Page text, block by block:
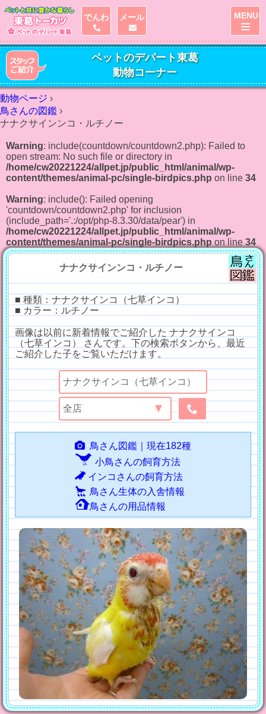
ペットのデパート東葛
動物コーナー
動物ページ ›
鳥さんの図鑑 ›
ナナクサインンコ・ルチノー
Warning: include(countdown/countdown2.php): Failed to
open stream: No such file or directory in
/home/cw20221224/allpet.jp/public_html/animal/wp-
content/themes/animal-pc/single-birdpics.php on line 34
Warning: include(): Failed opening
'countdown/countdown2.php' for inclusion
(include_path='.:/opt/php-8.3.30/data/pear') in
/home/cw20221224/allpet.jp/public_html/animal/wp-
content/themes/animal-pc/single-birdpics.php on line 34
ナナクサインンコ・ルチノー
■ 種類：ナナクサインコ（七草インコ）
■ カラー：ルチノー
画像は以前に新着情報でご紹介した ナナクサインコ
（七草インコ） さんです。下の検索ボタンから、最近
ご紹介した子をご覧いただけます。
鳥さん図鑑｜現在182種
小鳥さんの飼育方法
インコさんの飼育方法
鳥さん生体の入舎情報
鳥さんの用品情報
でんわ メール MENU